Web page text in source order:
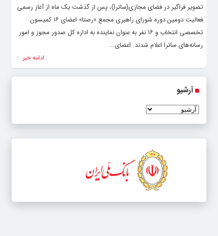
تصویر فراگیر در فضای مجازی(ساترا)، پس از گذشت یک ماه از آغاز رسمی
فعالیت دومین دوره شورای راهبری مجمع «رصتا» اعضای ۱۶ کمیسون
تخصصی انتخاب و ۱۶ نفر به عنوان نماینده به اداره کل صدور مجوز و امور
رسانه‌های ساترا اعلام شدند. اعضای...
ادامه خبر
آرشیو